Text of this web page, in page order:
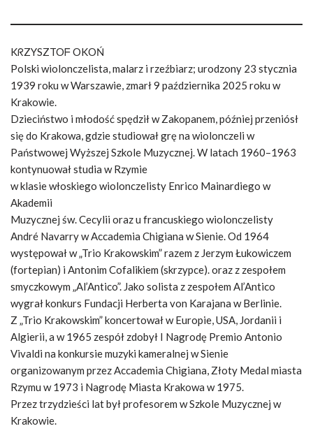
KᖇZYSZTOᖴ OKOŃ
Polski wiolonczelista, malarz i rzeźbiarz; urodzony 23 stycznia
1939 roku w Warszawie, zmarł 9 października 2025 roku w
Krakowie.
Dzieciństwo i młodość spędził w Zakopanem, później przeniósł
się do Krakowa, gdzie studiował grę na wiolonczeli w
Państwowej Wyższej Szkole Muzycznej. W latach 1960–1963
kontynuował studia w Rzymie
w klasie włoskiego wiolonczelisty Enrico Mainardiego w
Akademii
Muzycznej św. Cecylii oraz u francuskiego wiolonczelisty
André Navarry w Accademia Chigiana w Sienie. Od 1964
występował w „Trio Krakowskim” razem z Jerzym Łukowiczem
(fortepian) i Antonim Cofalikiem (skrzypce). oraz z zespołem
smyczkowym „Al’Antico”. Jako solista z zespołem Al’Antico
wygrał konkurs Fundacji Herberta von Karajana w Berlinie.
Z „Trio Krakowskim” koncertował w Europie, USA, Jordanii i
Algierii, a w 1965 zespół zdobył I Nagrodę Premio Antonio
Vivaldi na konkursie muzyki kameralnej w Sienie
organizowanym przez Accademia Chigiana, Złoty Medal miasta
Rzymu w 1973 i Nagrodę Miasta Krakowa w 1975.
Przez trzydzieści lat był profesorem w Szkole Muzycznej w
Krakowie.